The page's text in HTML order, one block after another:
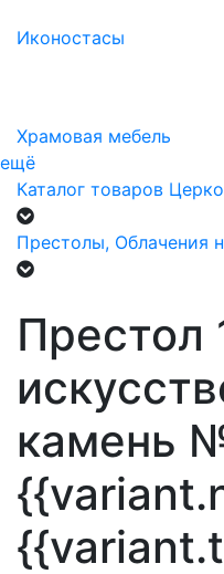
Иконостасы
Храмовая мебель
ещё
Каталог товаров
Престолы, Облачения
Престол
камень